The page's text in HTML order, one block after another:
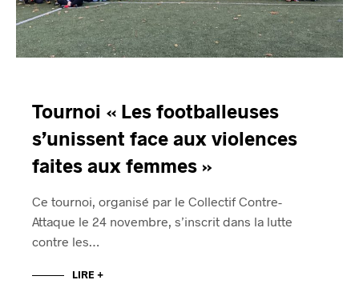
Tournoi « Les footballeuses
s’unissent face aux violences
faites aux femmes »
Ce tournoi, organisé par le Collectif Contre-
Attaque le 24 novembre, s’inscrit dans la lutte
contre les…
LIRE +